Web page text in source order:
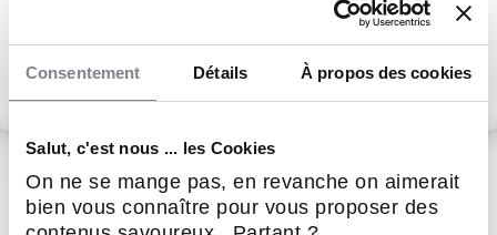
Consentement Détails À propos des cookies
Salut, c'est nous ... les Cookies
On ne se mange pas, en revanche on aimerait
bien vous connaître pour vous proposer des
La Fresque du Climat : un
passage clé chez Quadra
Terra
8 Juin 2026Habitat & Bâtiment